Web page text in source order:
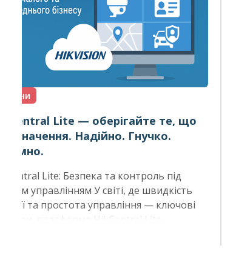
Lite — оберігайте те, що
значення. Надійно. Гнучко.
Lite: Безпека та контроль під
управлінням У світі, де швидкість
та простота управління — ключові
платформа HikCentral Lite